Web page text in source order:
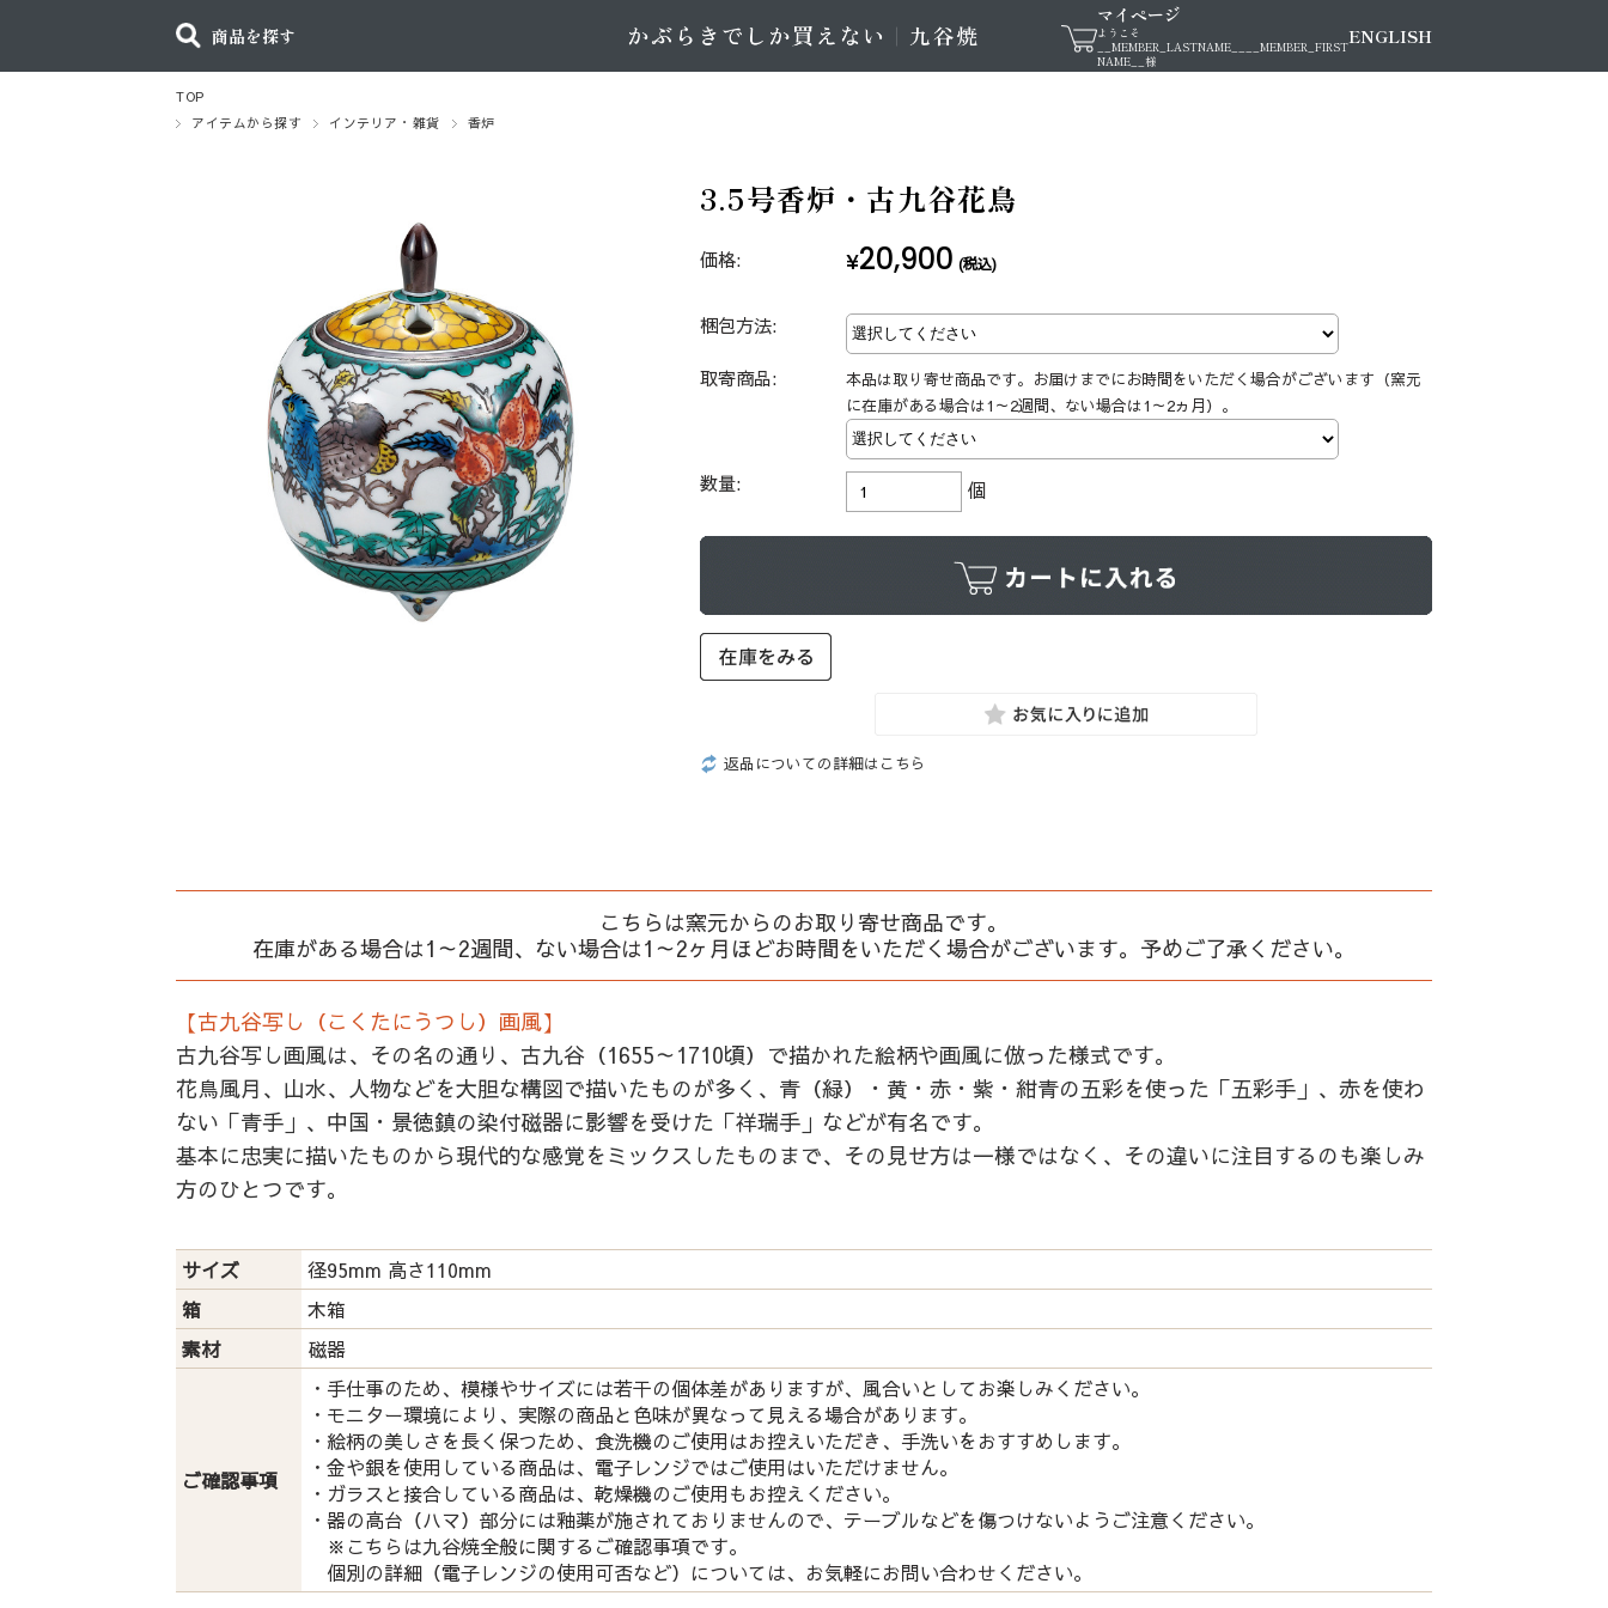
商品を探す
マイページ
ようこそ
__MEMBER_LASTNAME__
__MEMBER_FIRST
NAME__ 様
ENGLISH
TOP
アイテムから探す
インテリア・雑貨 香炉
3.5号香炉・古九谷花鳥
価格: ¥20,900 (税込)
梱包方法:
取寄商品:
本品は取り寄せ商品です。お届けまでにお時間をいただく場合がございます（窯元
に在庫がある場合は1～2週間、ない場合は1～2ヵ月）。
数量: 個
返品についての詳細はこちら
こちらは窯元からのお取り寄せ商品です。
在庫がある場合は1～2週間、ない場合は1～2ヶ月ほどお時間をいただく場合がございます。予めご了承ください。
【古九谷写し（こくたにうつし）画風】
古九谷写し画風は、その名の通り、古九谷（1655～1710頃）で描かれた絵柄や画風に倣った様式です。
花鳥風月、山水、人物などを大胆な構図で描いたものが多く、青（緑）・黄・赤・紫・紺青の五彩を使った「五彩手」、赤を使わ
ない「青手」、中国・景徳鎮の染付磁器に影響を受けた「祥瑞手」などが有名です。
基本に忠実に描いたものから現代的な感覚をミックスしたものまで、その見せ方は一様ではなく、その違いに注目するのも楽しみ
方のひとつです。
サイズ
径95mm 高さ110mm
箱
木箱
素材
磁器
ご確認事項
・手仕事のため、模様やサイズには若干の個体差がありますが、風合いとしてお楽しみください。
・モニター環境により、実際の商品と色味が異なって見える場合があります。
・絵柄の美しさを長く保つため、食洗機のご使用はお控えいただき、手洗いをおすすめします。
・金や銀を使用している商品は、電子レンジではご使用はいただけません。
・ガラスと接合している商品は、乾燥機のご使用もお控えください。
・器の高台（ハマ）部分には釉薬が施されておりませんので、テーブルなどを傷つけないようご注意ください。
※こちらは九谷焼全般に関するご確認事項です。
個別の詳細（電子レンジの使用可否など）については、お気軽にお問い合わせください。